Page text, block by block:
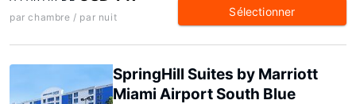
par chambre / par nuit Sélectionner
SpringHill Suites by Marriott
Miami Airport South Blue